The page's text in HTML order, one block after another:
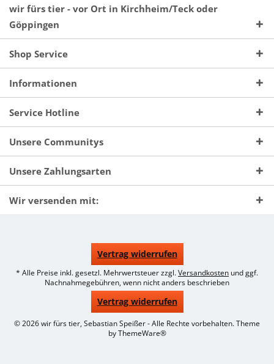
wir fürs tier - vor Ort in Kirchheim/Teck oder
Göppingen
Shop Service
Informationen
Service Hotline
Unsere Communitys
Unsere Zahlungsarten
Wir versenden mit:
Vertrag widerrufen
* Alle Preise inkl. gesetzl. Mehrwertsteuer zzgl.Versandkosten und ggf.
Nachnahmegebühren, wenn nicht anders beschrieben
Vertrag widerrufen
© 2026 wir fürs tier, Sebastian Speißer - Alle Rechte vorbehalten. Theme
byThemeWare®